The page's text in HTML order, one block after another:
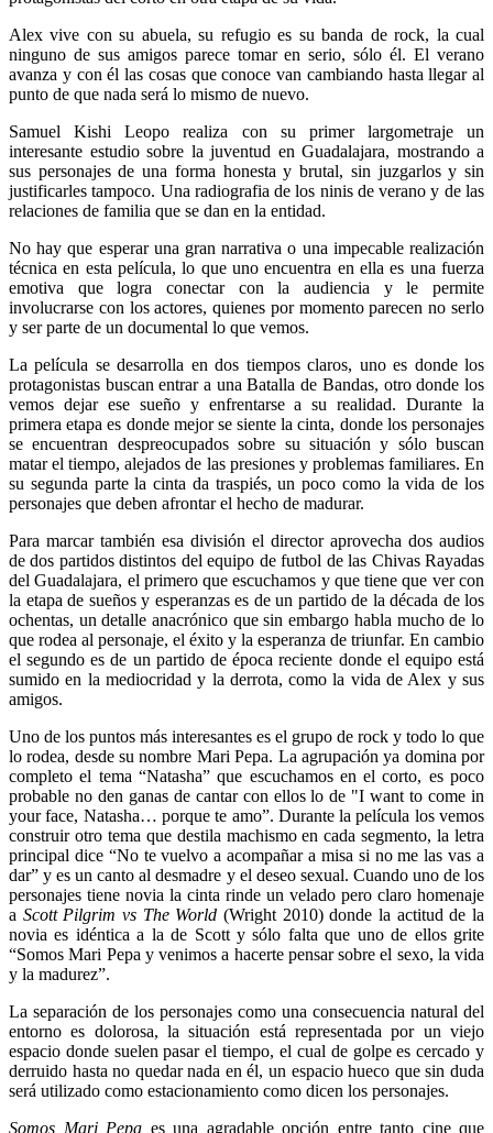
Alex vive con su abuela, su refugio es su banda de rock, la cual
ninguno de sus amigos parece tomar en serio, sólo él. El verano
avanza y con él las cosas que conoce van cambiando hasta llegar al
punto de que nada será lo mismo de nuevo.
Samuel Kishi Leopo realiza con su primer largometraje un
interesante estudio sobre la juventud en Guadalajara, mostrando a
sus personajes de una forma honesta y brutal, sin juzgarlos y sin
justificarles tampoco. Una radiografia de los ninis de verano y de las
relaciones de familia que se dan en la entidad.
No hay que esperar una gran narrativa o una impecable realización
técnica en esta película, lo que uno encuentra en ella es una fuerza
emotiva que logra conectar con la audiencia y le permite
involucrarse con los actores, quienes por momento parecen no serlo
y ser parte de un documental lo que vemos.
La película se desarrolla en dos tiempos claros, uno es donde los
protagonistas buscan entrar a una Batalla de Bandas, otro donde los
vemos dejar ese sueño y enfrentarse a su realidad. Durante la
primera etapa es donde mejor se siente la cinta, donde los personajes
se encuentran despreocupados sobre su situación y sólo buscan
matar el tiempo, alejados de las presiones y problemas familiares. En
su segunda parte la cinta da traspiés, un poco como la vida de los
personajes que deben afrontar el hecho de madurar.
Para marcar también esa división el director aprovecha dos audios
de dos partidos distintos del equipo de futbol de las Chivas Rayadas
del Guadalajara, el primero que escuchamos y que tiene que ver con
la etapa de sueños y esperanzas es de un partido de la década de los
ochentas, un detalle anacrónico que sin embargo habla mucho de lo
que rodea al personaje, el éxito y la esperanza de triunfar. En cambio
el segundo es de un partido de época reciente donde el equipo está
sumido en la mediocridad y la derrota, como la vida de Alex y sus
amigos.
Uno de los puntos más interesantes es el grupo de rock y todo lo que
lo rodea, desde su nombre Mari Pepa. La agrupación ya domina por
completo el tema “Natasha” que escuchamos en el corto, es poco
probable no den ganas de cantar con ellos lo de "I want to come in
your face, Natasha… porque te amo”. Durante la película los vemos
construir otro tema que destila machismo en cada segmento, la letra
principal dice “No te vuelvo a acompañar a misa si no me las vas a
dar” y es un canto al desmadre y el deseo sexual. Cuando uno de los
personajes tiene novia la cinta rinde un velado pero claro homenaje
a Scott Pilgrim vs The World (Wright 2010) donde la actitud de la
novia es idéntica a la de Scott y sólo falta que uno de ellos grite
“Somos Mari Pepa y venimos a hacerte pensar sobre el sexo, la vida
y la madurez”.
La separación de los personajes como una consecuencia natural del
entorno es dolorosa, la situación está representada por un viejo
espacio donde suelen pasar el tiempo, el cual de golpe es cercado y
derruido hasta no quedar nada en él, un espacio hueco que sin duda
será utilizado como estacionamiento como dicen los personajes.
Somos Mari Pepa es una agradable opción entre tanto cine que